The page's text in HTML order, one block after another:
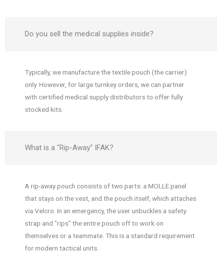
Do you sell the medical supplies inside?
Typically, we manufacture the textile pouch (the carrier)
only. However, for large turnkey orders, we can partner
with certified medical supply distributors to offer fully
stocked kits.
What is a "Rip-Away" IFAK?
A rip-away pouch consists of two parts: a MOLLE panel
that stays on the vest, and the pouch itself, which attaches
via Velcro. In an emergency, the user unbuckles a safety
strap and "rips" the entire pouch off to work on
themselves or a teammate. This is a standard requirement
for modern tactical units.